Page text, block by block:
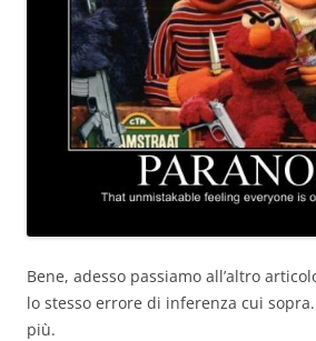
Bene, adesso passiamo all’altro
lo stesso errore di inferenza cui
più.